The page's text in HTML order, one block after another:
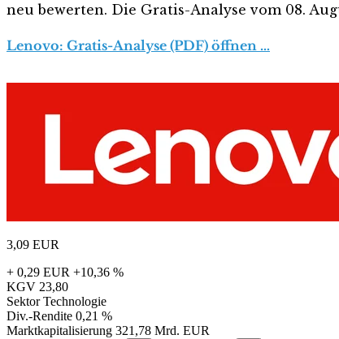
neu bewerten. Die Gratis-Analyse vom 08.
Lenovo: Gratis-Analyse (PDF) öffnen …
3,09 EUR
+ 0,29 EUR +10,36 %
KGV 23,80
Sektor Technologie
Div.-Rendite 0,21 %
Marktkapitalisierung 321,78 Mrd. EUR